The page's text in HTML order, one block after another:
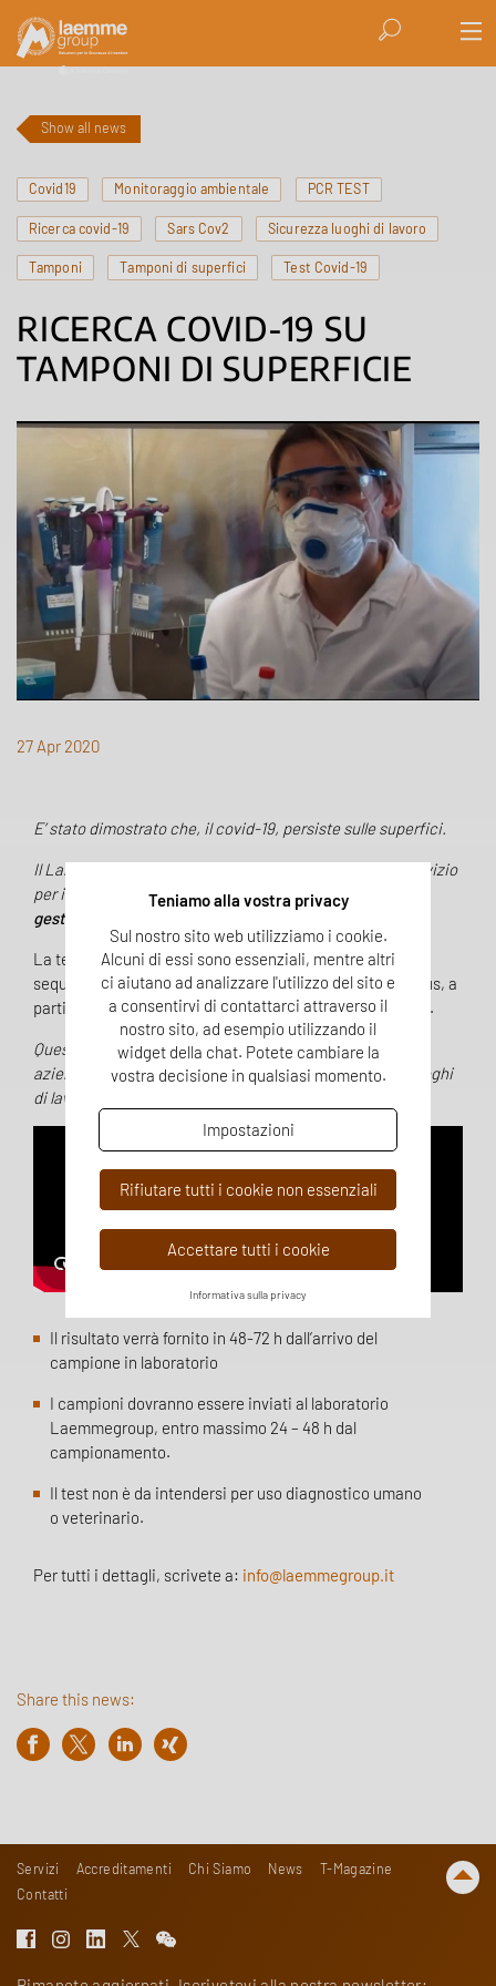
Show all news
Covid19 Monitoraggio ambientale PCR TEST
Ricerca covid-19 Sars Cov2 Sicurezza luoghi di lavoro
Tamponi Tamponi di superfici Test Covid-19
RICERCA COVID-19 SU
TAMPONI DI SUPERFICIE
27 Apr 2020
E’ stato dimostrato che, il covid-19, persiste sulle superfici.
Il Laboratorio Laemmegroup ha introdotto un nuovo servizio
per il
test SARS-CoV2 su tamponi di superficie per la
gestione del monitoraggio ambientale.
La tecnica impiegata è laReal-Time PCRche utilizza le
sequenze indicate dalla OMS per rilevare la presenza virus, a
partire da estratti di RNA ottenuti da tamponi ambientali.
Questa tipologia di analisi, può essere utilizzata dalle
aziende a supporto del protocollo per la sicurezza dei luoghi
di lavoro.
Il risultato verrà fornito in 48-72 h dall’arrivo del
campione in laboratorio
I campioni dovranno essere inviati al laboratorio
Laemmegroup, entro massimo 24 – 48 h dal
campionamento.
Il test non è da intendersi per uso diagnostico umano
o veterinario.
Per tutti i dettagli, scrivete a: info@laemmegroup.it
Share this news:
Teniamo alla vostra privacy
Sul nostro sito web utilizziamo i cookie.
Alcuni di essi sono essenziali, mentre altri
ci aiutano ad analizzare l'utilizzo del sito e
a consentirvi di contattarci attraverso il
nostro sito, ad esempio utilizzando il
widget della chat. Potete cambiare la
vostra decisione in qualsiasi momento.
Impostazioni
Rifiutare tutti i cookie non essenziali
Accettare tutti i cookie
Informativa sulla privacy
Servizi Accreditamenti Chi Siamo News
T-Magazine
Contatti